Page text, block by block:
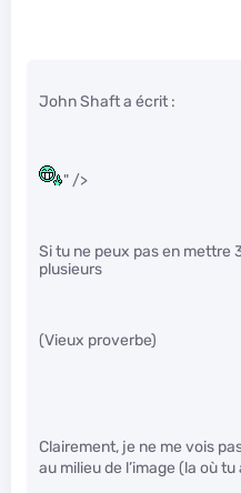
John Shaft a écrit :
" />
Si tu ne peux pas en mettre
plusieurs
(Vieux proverbe)
Clairement, je ne me vois
au milieu de l’image (la où